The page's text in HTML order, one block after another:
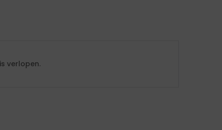
verlopen.